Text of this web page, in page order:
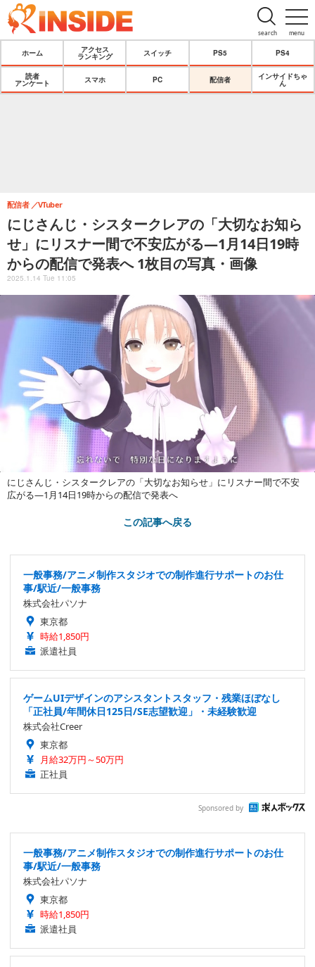
menu
search
ホーム
アクセス
ランキング
スイッチ PS5 PS4
読者
アンケート
スマホ PC 配信者
インサイドちゃ
ん
にじさんじ・シスタークレアの「大切なお知ら
せ」にリスナー間で不安広がる―1月14日19時
からの配信で発表へ 1枚目の写真・画像
配信者 VTuber
2025.1.14 Tue 11:05
にじさんじ・シスタークレアの「大切なお知らせ」にリスナー間で不安
広がる―1月14日19時からの配信で発表へ
この記事へ戻る
一般事務/アニメ制作スタジオでの制作進行サポートのお仕
事/駅近/一般事務
株式会社パソナ
東京都
時給1,850円
派遣社員
ゲームUIデザインのアシスタントスタッフ・残業ほぼなし
「正社員/年間休日125日/SE志望歓迎」・未経験歓迎
株式会社Creer
東京都
月給32万円～50万円
正社員
Sponsored by
一般事務/アニメ制作スタジオでの制作進行サポートのお仕
事/駅近/一般事務
株式会社パソナ
東京都
時給1,850円
派遣社員